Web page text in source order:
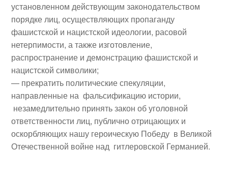
установленном действующим законодательством
порядке лиц, осуществляющих пропаганду
фашистской и нацистской идеологии, расовой
нетерпимости, а также изготовление,
распространение и демонстрацию фашистской и
нацистской символики;
— прекратить политические спекуляции,
направленные на фальсификацию истории,
незамедлительно принять закон об уголовной
ответственности лиц, публично отрицающих и
оскорбляющих нашу героическую Победу в Великой
Отечественной войне над гитлеровской Германией.